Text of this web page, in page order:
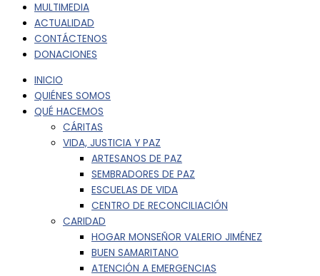
MULTIMEDIA
ACTUALIDAD
CONTÁCTENOS
DONACIONES
INICIO
QUIÉNES SOMOS
QUÉ HACEMOS
CÁRITAS
VIDA, JUSTICIA Y PAZ
ARTESANOS DE PAZ
SEMBRADORES DE PAZ
ESCUELAS DE VIDA
CENTRO DE RECONCILIACIÓN
CARIDAD
HOGAR MONSEÑOR VALERIO JIMÉNEZ
BUEN SAMARITANO
ATENCIÓN A EMERGENCIAS